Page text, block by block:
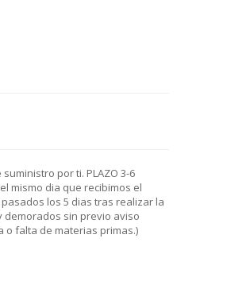
por ti. PLAZO 3-6
mismo dia que recibimos el
los 5 dias tras realizar la
demorados sin previo aviso
o falta de materias primas.)